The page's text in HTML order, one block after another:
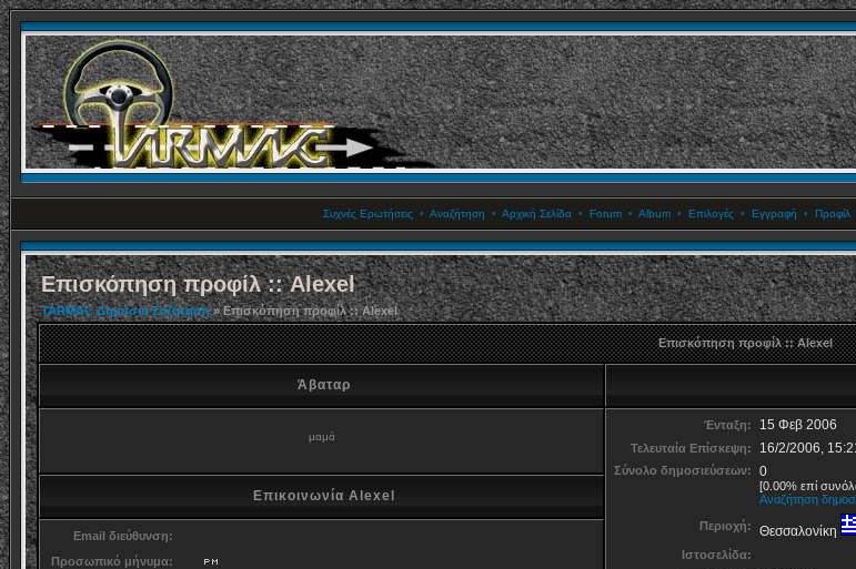
Συχνές Ερωτήσεις • Αναζήτηση • Αρχική Σελίδα• Forum• Album• Επιλογές • Εγγραφή • Προφίλ
Επισκόπηση προφίλ :: Alexel
TARMAC Δημόσια Συζήτηση» Επισκόπηση προφίλ :: Alexel
Επισκόπηση προφίλ :: Alexel
Άβαταρ
μαμά
Ένταξη: 15 Φεβ 2006
Τελευταία Επίσκεψη: 16/2/2006,
Σύνολο δημοσιεύσεων: 0
[0.00% επί
Αναζήτηση
Περιοχή:
Θεσσαλονίκη
Ιστοσελίδα:
Επικοινωνία Alexel
Email διεύθυνση:
Προσωπικό μήνυμα: